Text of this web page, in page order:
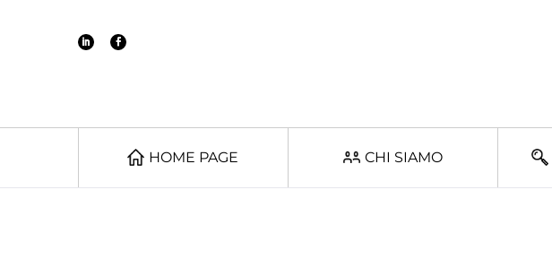
HOME PAGE CHI SIAMO